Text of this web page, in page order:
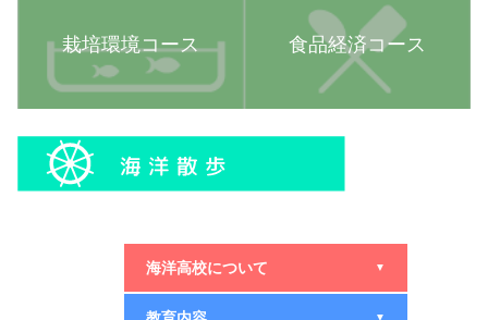
栽培環境コース 食品経済コース
海洋高校について ▼
▼